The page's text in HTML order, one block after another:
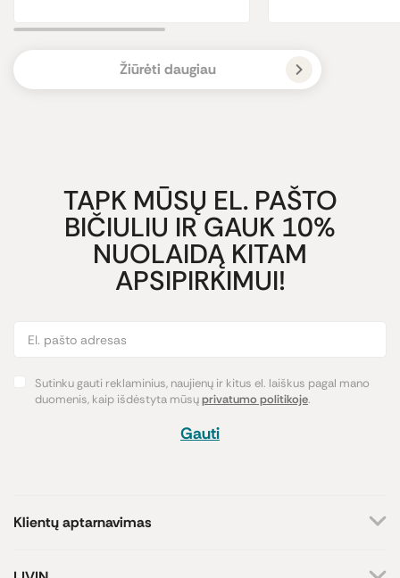
Žiūrėti daugiau
TAPK MŪSŲ EL. PAŠTO
BIČIULIU IR GAUK 10%
NUOLAIDĄ KITAM
APSIPIRKIMUI!
Sutinku gauti reklaminius, naujienų ir kitus el. laiškus pagal mano
duomenis, kaip išdėstyta mūsųprivatumo politikoje.
Gauti
Klientų aptarnavimas